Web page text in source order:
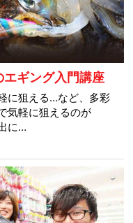
ギング入門講座
に狙える…など、多彩
気軽に狙えるのが
に…